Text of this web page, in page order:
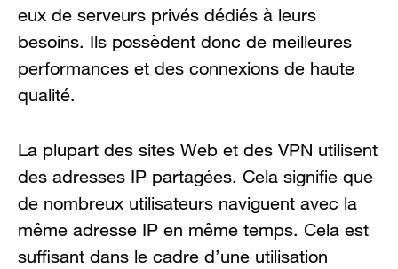
eux de serveurs privés dédiés à leurs
besoins. Ils possèdent donc de meilleures
performances et des connexions de haute
qualité.
La plupart des sites Web et des VPN utilisent
des adresses IP partagées. Cela signifie que
de nombreux utilisateurs naviguent avec la
même adresse IP en même temps. Cela est
suffisant dans le cadre d’une utilisation